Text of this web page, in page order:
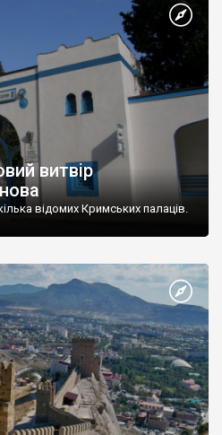
витвір
відомих Кримських палаців.